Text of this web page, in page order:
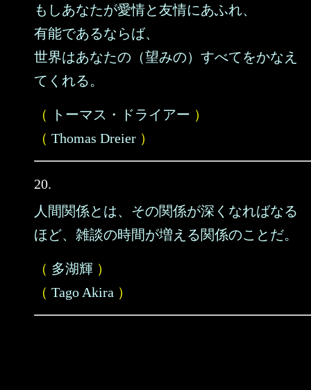
もしあなたが愛情と友情にあふれ、
有能であるならば、
世界はあなたの（望みの）すべてをかなえ
てくれる。
（ トーマス・ドライアー ）
（ Thomas Dreier ）
20.
人間関係とは、その関係が深くなればなる
ほど、雑談の時間が増える関係のことだ。
（ 多湖輝 ）
（ Tago Akira ）